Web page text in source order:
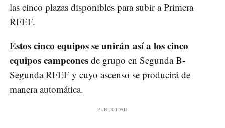
las cinco plazas disponibles para subir a Primera
RFEF.
Estos cinco equipos se unirán así a los cinco
equipos campeones de grupo en Segunda B-
Segunda RFEF y cuyo ascenso se producirá de
manera automática.